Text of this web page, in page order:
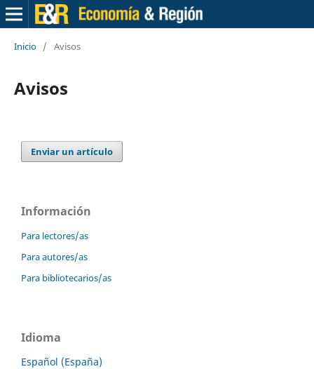
Inicio / Avisos
Avisos
Enviar un artículo
Información
Para lectores/as
Para autores/as
Para bibliotecarios/as
Idioma
Español (España)